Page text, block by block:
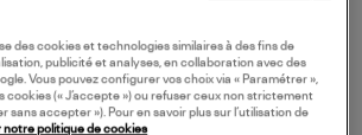
VUS
des cookies et technologies similaires à des fins de
publicité et analyses, en collaboration avec des
Vous pouvez configurer vos choix via « Paramétrer »,
cookies (« J’accepte ») ou refuser ceux non strictement
sans accepter »). Pour en savoir plus sur l’utilisation de
notre politique de cookies